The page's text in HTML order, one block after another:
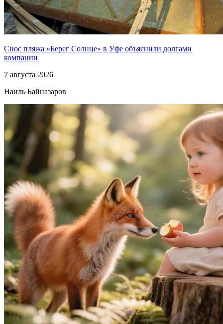
Снос пляжа «Берег Солнце» в Уфе объяснили долгами
компании
7 августа 2026
Наиль Байназаров